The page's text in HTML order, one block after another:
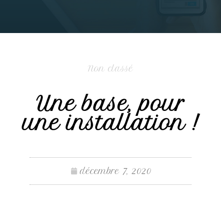
Non classé
Une base, pour
une installation !
décembre 7, 2020